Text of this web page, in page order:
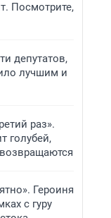
Посмотрите,
депутатов,
лучшим и
раз».
голубей,
Героиня
с гуру